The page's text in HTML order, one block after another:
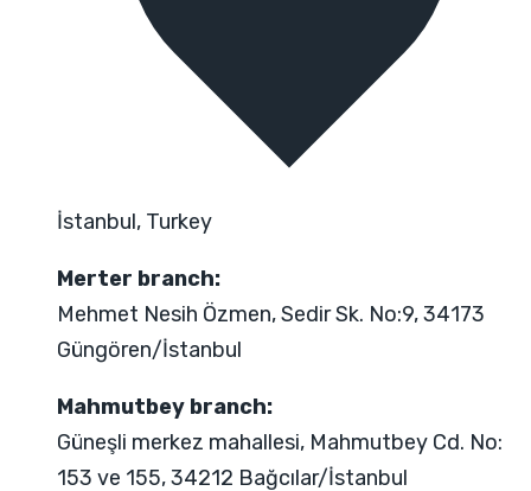
İstanbul, Turkey
Merter branch:
Mehmet Nesih Özmen, Sedir Sk. No:9, 34173
Güngören/İstanbul
Mahmutbey branch:
Güneşli merkez mahallesi, Mahmutbey Cd. No:
153 ve 155, 34212 Bağcılar/İstanbul